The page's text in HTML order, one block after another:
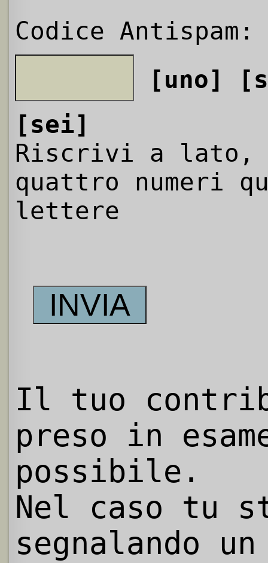
Codice Antispam:
[uno]
[sei]
Riscrivi a
quattro numeri
lettere
Il tuo
preso in
possibile.
Nel caso tu
segnalando